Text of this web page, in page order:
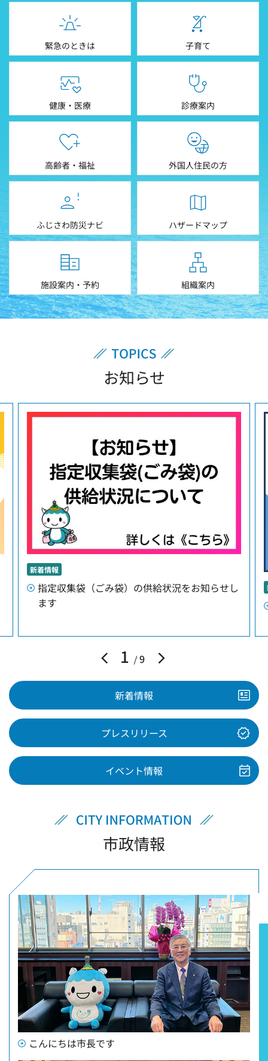
緊急のときは 子育て
健康・医療 診療案内
高齢者・福祉 外国人住民の方
ふじさわ防災ナビ ハザードマップ
施設案内・予約 組織案内
お知らせ
1 9
新着情報
指定収集袋（ごみ袋）の供給状況をお知らせし
ます
新着情報
プレスリリース
イベント情報
市政情報
こんにちは市長です